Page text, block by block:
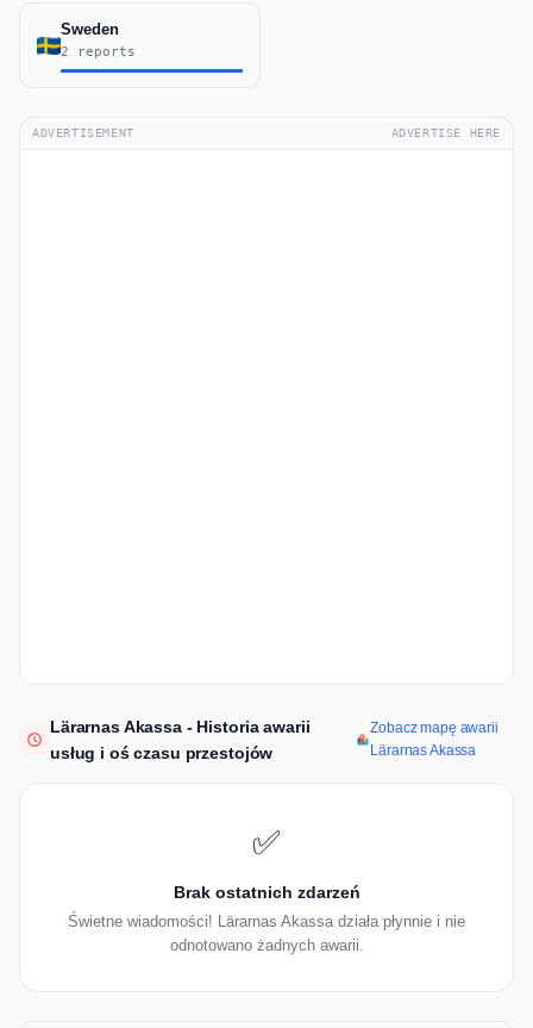
Sweden
2 reports
ADVERTISEMENT ADVERTISE HERE
Lärarnas Akassa - Historia awarii
usług i oś czasu przestojów
Zobacz mapę awarii
Lärarnas Akassa
✅
Brak ostatnich zdarzeń
Świetne wiadomości! Lärarnas Akassa działa płynnie i nie
odnotowano żadnych awarii.